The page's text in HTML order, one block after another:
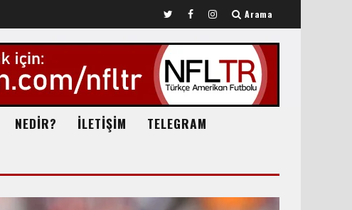
Arama
NEDİR? İLETİŞİM
TELEGRAM